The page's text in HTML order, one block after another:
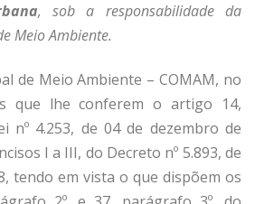
, sob a responsabilidade da
Meio Ambiente.
de Meio Ambiente – COMAM, no
que lhe conferem o artigo 14,
nº 4.253, de 04 de dezembro de
I a III, do Decreto nº 5.893, de
tendo em vista o que dispõem os